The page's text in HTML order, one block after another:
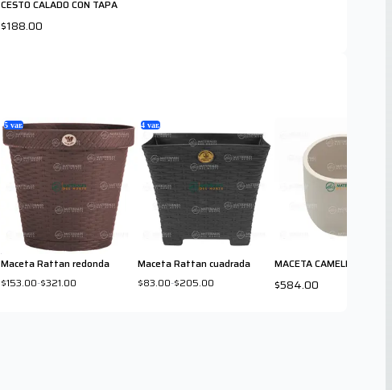
CESTO CALADO CON TAPA
$188.00
5 var.
Maceta Rattan redonda
$153.00-$321.00
4 var.
Maceta Rattan cuadrada
$83.00-$205.00
MACETA CAMELIA 40
$584.00